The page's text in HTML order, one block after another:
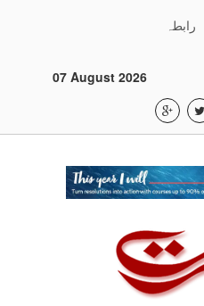
رابطہ
07 August 2026